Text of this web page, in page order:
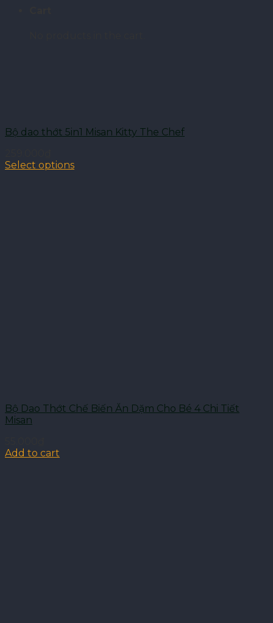
Bộ dao thớt 5in1 Misan Kitty The Chef
Select options
Bộ Dao Thớt Chế Biến Ăn Dặm Cho Bé 4 Chi Tiết
Misan
Add to cart